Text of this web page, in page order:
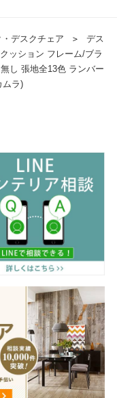
デスクチェア ＞
デス
ッション フレーム/ブラ
し 張地全13色 ランバー
ムラ)